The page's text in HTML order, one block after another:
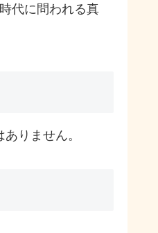
代に問われる真
りません。